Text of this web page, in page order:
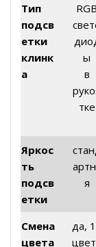
Тип
подсв
етки
клинк
а
RGB
ы
в
тке
Яркос
ть
подсв
етки
я
Смена
цвета
да,